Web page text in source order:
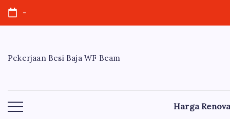
Skip
content
-
Pekerjaan Besi Baja WF Beam
Harga